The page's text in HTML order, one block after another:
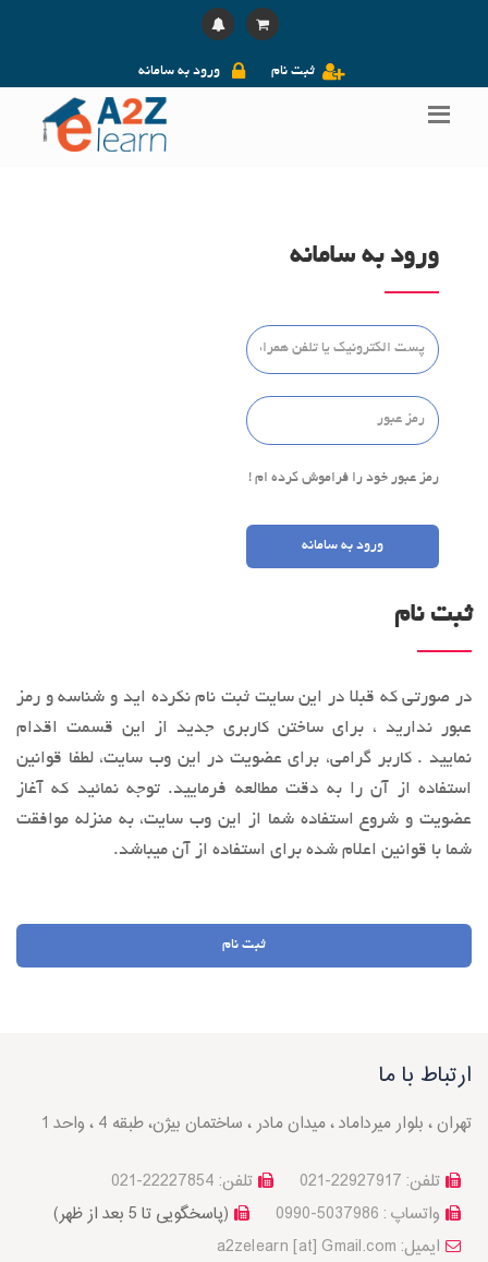
ورود به سامانه ثبت نام
ورود به سامانه
رمز عبور خود را فراموش کرده ام !
ورود به سامانه
ثبت نام
در صورتی که قبلا در این سایت ثبت نام نکرده اید و شناسه و رمز
عبور ندارید ، برای ساختن کاربری جدید از این قسمت اقدام
نمایید . کاربر گرامی، براي عضویت در این وب‌ سایت، لطفا قوانین
استفاده از آن را به‌ دقت مطالعه فرماييد. توجه نمائید كه آغاز
عضويت و شروع استفاده شما از این وب‌ سایت، به منزله موافقت
شما با قوانین اعلام ‌شده برای استفاده از آن میباشد.
ثبت نام
ارتباط با ما
تهران ، بلوار میرداماد ، میدان مادر ، ساختمان بیژن، طبقه 4 ، واحد 1
تلفن: 22227854-021
تلفن: 22927917-021
(پاسخگویی تا 5 بعد از ظهر)
واتساپ : 5037986-0990
a2zelearn [at] Gmail.com :ایمیل